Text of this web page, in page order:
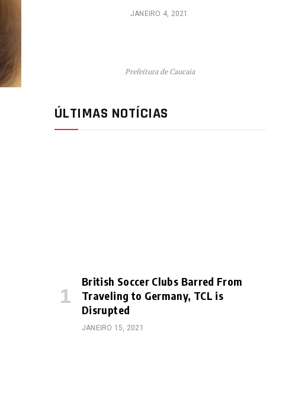
JANEIRO 4, 2021
Prefeitura de Caucaia
ÚLTIMAS NOTÍCIAS
British Soccer Clubs Barred From
Traveling to Germany, TCL is
Disrupted
JANEIRO 15, 2021